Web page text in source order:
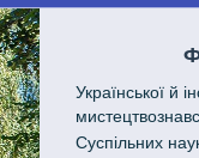
Української й
Cуспільних